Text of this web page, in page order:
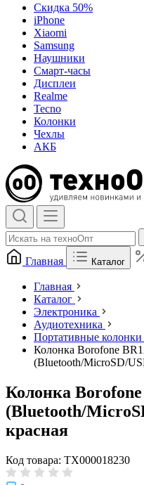
Скидка 50%
iPhone
Xiaomi
Samsung
Наушники
Смарт-часы
Дисплеи
Realme
Tecno
Колонки
Чехлы
АКБ
Главная Каталог
Главная
Каталог
Электроника
Аудиотехника
Портативные колонки
Колонка Borofone
(Bluetooth/MicroSD/
Колонка
(Bluetooth/
красная
Код товара: ТХ000018230